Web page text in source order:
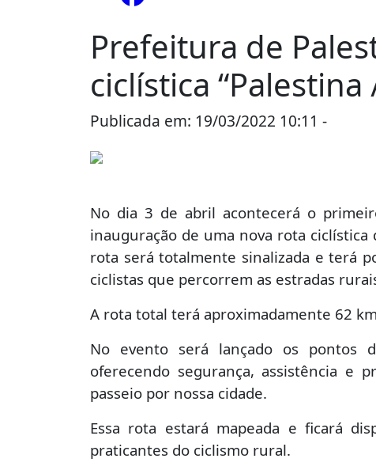
Prefeitura de
ciclística
Publicada em: 19/03/2022 10:11 -
No dia 3 de abril acontecerá o
inauguração de uma nova rota
rota será totalmente sinalizada e terá
ciclistas que percorrem as estradas
A rota total terá aproximadamente 62
No evento será lançado os pontos
oferecendo segurança, assistência e
passeio por nossa cidade.
Essa rota estará mapeada e ficará
praticantes do ciclismo rural.